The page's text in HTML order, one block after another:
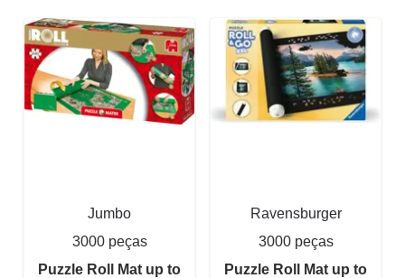
Jumbo
3000 peças
Puzzle Roll Mat up to
Ravensburger
3000 peças
Puzzle Roll Mat up to